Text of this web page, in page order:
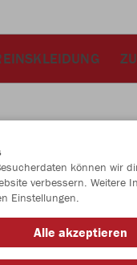
können wir
verbessern. Weitere
Einstellungen.
Alle akzeptieren